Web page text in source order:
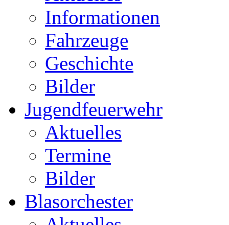
Informationen
Fahrzeuge
Geschichte
Bilder
Jugendfeuerwehr
Aktuelles
Termine
Bilder
Blasorchester